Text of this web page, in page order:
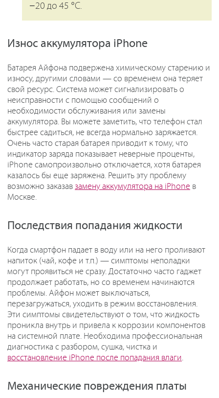
−20 до 45 °C.
Износ аккумулятора iPhone
Батарея Айфона подвержена химическому старению и
износу, другими словами — со временем она теряет
свой ресурс. Система может сигнализировать о
неисправности с помощью сообщений о
необходимости обслуживания или замены
аккумулятора. Вы можете заметить, что телефон стал
быстрее садиться, не всегда нормально заряжается.
Очень часто старая батарея приводит к тому, что
индикатор заряда показывает неверные проценты,
iPhone самопроизвольно отключается, хотя батарея
казалось бы еще заряжена. Решить эту проблему
возможно заказав замену аккумулятора на iPhone в
Москве.
Последствия попадания жидкости
Когда смартфон падает в воду или на него проливают
напиток (чай, кофе и т.п.) — симптомы неполадки
могут проявиться не сразу. Достаточно часто гаджет
продолжает работать, но со временем начинаются
проблемы. Айфон может выключаться,
перезагружаться, уходить в режим восстановления.
Эти симптомы свидетельствуют о том, что жидкость
проникла внутрь и привела к коррозии компонентов
на системной плате. Необходима профессиональная
диагностика с разбором, сушка, чистка и
восстановление iPhone после попадания влаги.
Механические повреждения платы